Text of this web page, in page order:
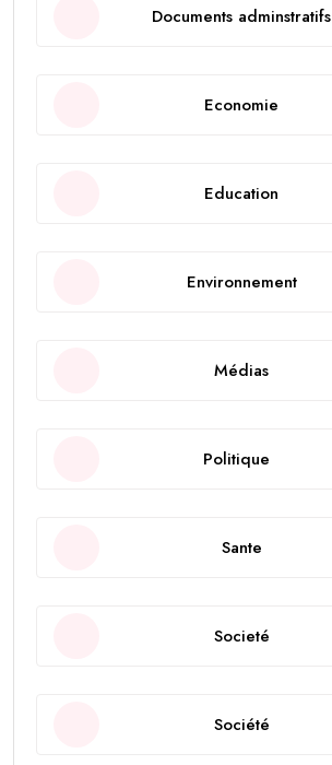
Documents adminstratifs
Economie
Education
Environnement
Médias
Politique
Sante
Societé
Société